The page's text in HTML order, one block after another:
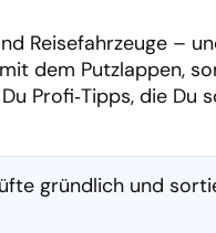
Reisefahrzeuge –
dem Putzlappen,
Profi‑Tipps, die Du
gründlich und